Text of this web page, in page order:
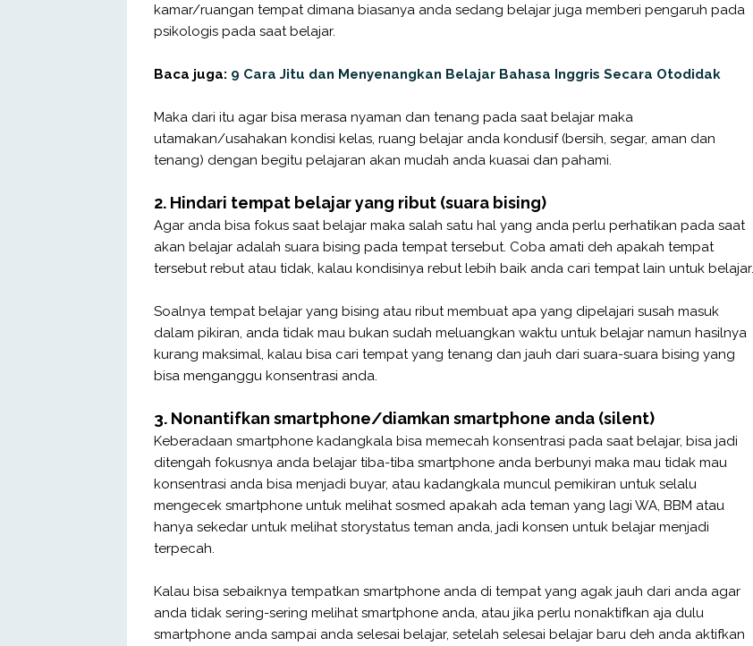
kamar/ruangan tempat dimana biasanya anda sedang belajar juga memberi pengaruh pada
psikologis pada saat belajar.
Baca juga: 9 Cara Jitu dan Menyenangkan Belajar Bahasa Inggris Secara Otodidak
Maka dari itu agar bisa merasa nyaman dan tenang pada saat belajar maka
utamakan/usahakan kondisi kelas, ruang belajar anda kondusif (bersih, segar, aman dan
tenang) dengan begitu pelajaran akan mudah anda kuasai dan pahami.
2. Hindari tempat belajar yang ribut (suara bising)
Agar anda bisa fokus saat belajar maka salah satu hal yang anda perlu perhatikan pada saat
akan belajar adalah suara bising pada tempat tersebut. Coba amati deh apakah tempat
tersebut rebut atau tidak, kalau kondisinya rebut lebih baik anda cari tempat lain untuk belajar.
Soalnya tempat belajar yang bising atau ribut membuat apa yang dipelajari susah masuk
dalam pikiran, anda tidak mau bukan sudah meluangkan waktu untuk belajar namun hasilnya
kurang maksimal, kalau bisa cari tempat yang tenang dan jauh dari suara-suara bising yang
bisa menganggu konsentrasi anda.
3. Nonantifkan smartphone/diamkan smartphone anda (silent)
Keberadaan smartphone kadangkala bisa memecah konsentrasi pada saat belajar, bisa jadi
ditengah fokusnya anda belajar tiba-tiba smartphone anda berbunyi maka mau tidak mau
konsentrasi anda bisa menjadi buyar, atau kadangkala muncul pemikiran untuk selalu
mengecek smartphone untuk melihat sosmed apakah ada teman yang lagi WA, BBM atau
hanya sekedar untuk melihat storystatus teman anda, jadi konsen untuk belajar menjadi
terpecah.
Kalau bisa sebaiknya tempatkan smartphone anda di tempat yang agak jauh dari anda agar
anda tidak sering-sering melihat smartphone anda, atau jika perlu nonaktifkan aja dulu
smartphone anda sampai anda selesai belajar, setelah selesai belajar baru deh anda aktifkan